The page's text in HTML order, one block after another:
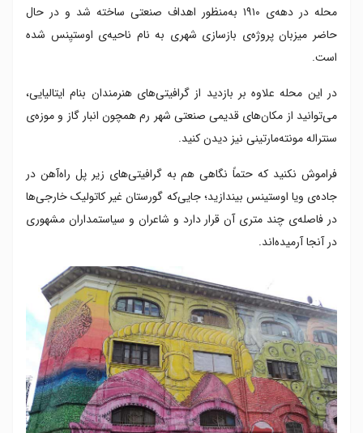
محله در دهه‌ی ۱۹۱۰ به‌منظور اهداف صنعتی ساخته شد و در حال
حاضر میزبان پروژه‌ی بازسازی شهری به نام ناحیه‌ی اوستیِنس شده
است.
در این محله علاوه بر بازدید از گرافیتی‌های هنرمندان بنام ایتالیایی،
می‌توانید از مکان‌های قدیمی صنعتی شهر رم همچون انبار گاز و موزه‌ی
سنتراله مونته‌مارتینی نیز دیدن کنید.
فراموش نکنید که حتماً نگاهی هم به گرافیتی‌های زیر پل راه‌آهن در
جاده‌ی ویا اوستینس بیندازید؛ جایی‌که گورستان غیر کاتولیک خارجی‌ها
در فاصله‌ی چند متری آن قرار دارد و شاعران و سیاستمداران مشهوری
در آنجا آرمیده‌اند.